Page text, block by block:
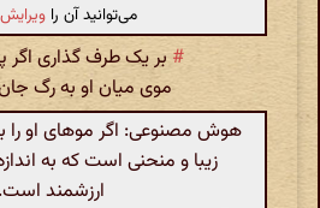
می‌توانید آن را ویرایش
# بر یک طرف گذاری اگر
موی میان او به رگ
هوش مصنوعی: اگر موهای او را
زیبا و منحنی است که به
ارزشمند است.